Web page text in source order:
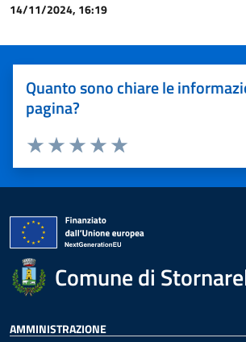
14/11/2024, 16:19
Quanto sono chiare le
pagina?
Valuta 5 stelle su 5
Valuta 4 stelle su 5
Valuta 3 stelle su 5
Valuta 2 stelle su 5
Valuta 1 stelle su 5
Comune di
AMMINISTRAZIONE